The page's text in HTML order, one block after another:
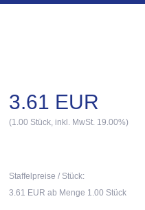
3.61 EUR
(1.00 Stück, inkl. MwSt. 19.00%)
Staffelpreise / Stück:
3.61 EUR ab Menge 1.00 Stück